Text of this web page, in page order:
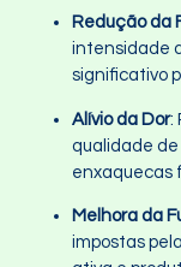
Redução da
intensidade
significativo
Alívio da Dor:
qualidade
enxaquecas
Melhora da
impostas